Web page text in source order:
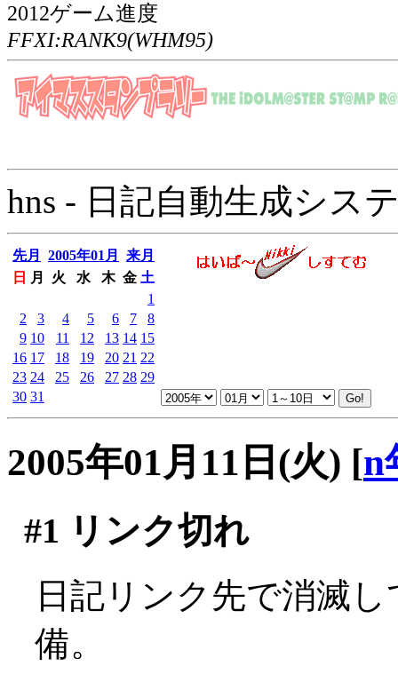
2012ゲーム進度
FFXI:RANK9(WHM95)
hns - 日記自動生成シス
先月 2005年01月
来月
日
月 火 水 木 金 土
1
2
3 4 5 6 7
8
9 10 11 12 13 14 15
16 17 18 19 20 21 22
23 24 25 26 27 28 29
30 31
2005年01月11日(火) [n
#1 リンク切れ
日記リンク先で消滅
備。